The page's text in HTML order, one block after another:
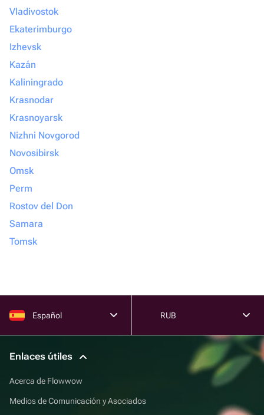
Vladivostok
Ekaterimburgo
Izhevsk
Kazán
Kaliningrado
Krasnodar
Krasnoyarsk
Nizhni Novgorod
Novosibirsk
Omsk
Perm
Rostov del Don
Samara
Tomsk
Español RUB
Enlaces útiles
Acerca de Flowwow
Medios de Comunicación y Asociados